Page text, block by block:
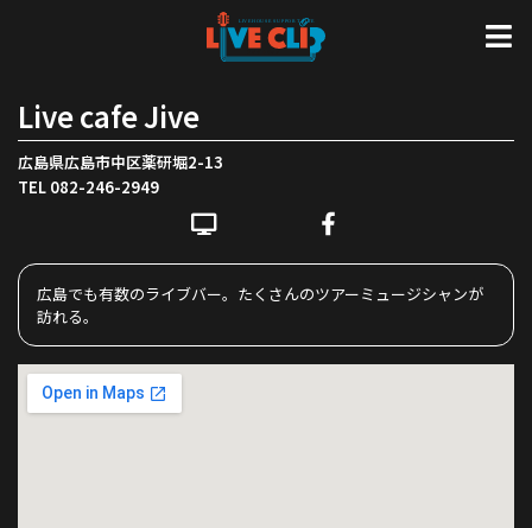
Live cafe Jive
広島県広島市中区薬研堀2-13
TEL 082-246-2949
広島でも有数のライブバー。たくさんのツアーミュージシャンが
訪れる。